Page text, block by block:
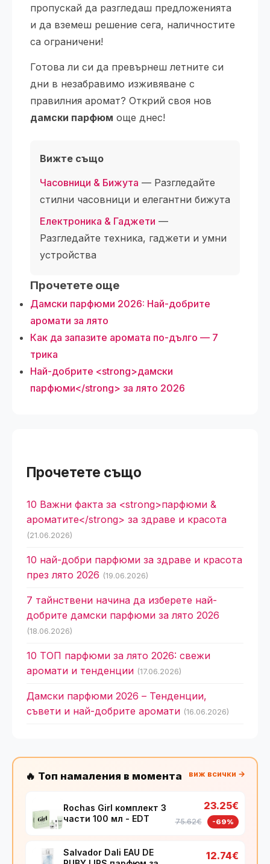
пропускай да разгледаш предложенията
и да вземеш решение сега, наличностите
са ограничени!
Готова ли си да превърнеш летните си
дни в незабравимо изживяване с
правилния аромат? Открий своя нов
дамски парфюм още днес!
Вижте също
Часовници & Бижута — Разгледайте
стилни часовници и елегантни бижута
Електроника & Гаджети —
Разгледайте техника, гаджети и умни
устройства
Прочетете още
Дамски парфюми 2026: Най-добрите
аромати за лято
Как да запазите аромата по-дълго — 7
трика
Най-добрите <strong>дамски
парфюми</strong> за лято 2026
Прочетете също
10 Важни факта за <strong>парфюми &
ароматите</strong> за здраве и красота
(21.06.2026)
10 най-добри парфюми за здраве и красота
през лято 2026 (19.06.2026)
7 тайнствени начина да изберете най-
добрите дамски парфюми за лято 2026
(18.06.2026)
10 ТОП парфюми за лято 2026: свежи
аромати и тенденции (17.06.2026)
Дамски парфюми 2026 – Тенденции,
съвети и най-добрите аромати (16.06.2026)
🔥 Топ намаления в момента виж всички →
Rochas Girl комплект 3
части 100 мл - EDT
23.25€
75.62€ -69%
Salvador Dali EAU DE
12.74€